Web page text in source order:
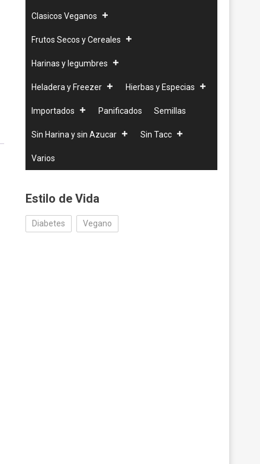
Clasicos Veganos
Frutos Secos y Cereales
Harinas y legumbres
Heladera y Freezer Hierbas y Especias
Importados Panificados Semillas
Sin Harina y sin Azucar Sin Tacc
Varios
Estilo de Vida
Diabetes Vegano